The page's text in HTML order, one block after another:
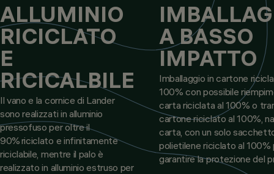
ALLUMINIO
RICICLATO
E
RICICALBILE
Il vano e la cornice di Lander
sono realizzati in alluminio
pressofuso per oltre il
90% riciclato e infinitamente
riciclabile, mentre il palo è
realizzato in alluminio estruso per
A BASSO
IMPATTO
Imballaggio in cartone
100% con possibile
carta riciclata al 100% o
cartone riciclato al 100%,
carta, con un solo
polietilene riciclato al 100%
garantire la protezione del